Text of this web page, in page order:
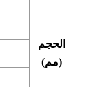
الحجم
(مم)